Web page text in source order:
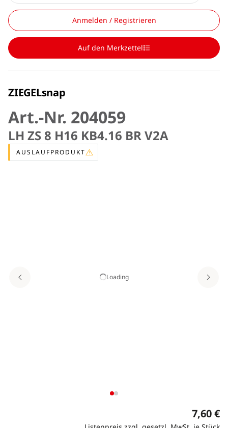
Anmelden / Registrieren
Auf den Merkzettel
ZIEGELsnap
Art.-Nr. 204059
LH ZS 8 H16 KB4.16 BR V2A
AUSLAUFPRODUKT
Loading
7,60 €